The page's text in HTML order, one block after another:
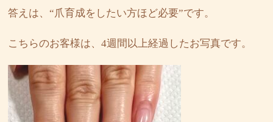
答えは、“爪育成をしたい方ほど必要”です。
こちらのお客様は、4週間以上経過したお写真です。